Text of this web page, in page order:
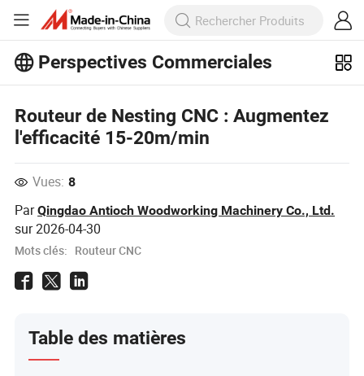
Perspectives Commerciales
sur Perspectives Commerciales !
Voir Plus
Routeur de Nesting CNC : Augmentez
l'efficacité 15-20m/min
Vues: 8
ParQingdao Antioch Woodworking Machinery Co., Ltd.
sur2026-04-30
Mots clés: Routeur CNC
Table des matières